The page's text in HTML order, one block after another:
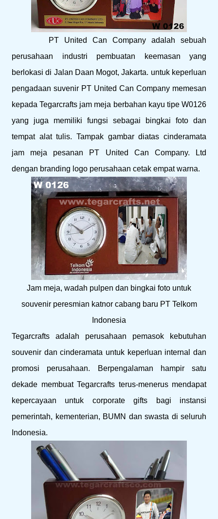
PT United Can Company adalah sebuah
perusahaan industri pembuatan keemasan yang
berlokasi di Jalan Daan Mogot, Jakarta. untuk keperluan
pengadaan suvenir PT United Can Company memesan
kepada Tegarcrafts jam meja berbahan kayu tipe W0126
yang juga memiliki fungsi sebagai bingkai foto dan
tempat alat tulis. Tampak gambar diatas cinderamata
jam meja pesanan PT United Can Company. Ltd
dengan branding logo perusahaan cetak empat warna.
Jam meja, wadah pulpen dan bingkai foto untuk
souvenir peresmian katnor cabang baru PT Telkom
Indonesia
Tegarcrafts adalah perusahaan pemasok kebutuhan
souvenir dan cinderamata untuk keperluan internal dan
promosi perusahaan. Berpengalaman hampir satu
dekade membuat Tegarcrafts terus-menerus mendapat
kepercayaan untuk corporate gifts bagi instansi
pemerintah, kementerian, BUMN dan swasta di seluruh
Indonesia.